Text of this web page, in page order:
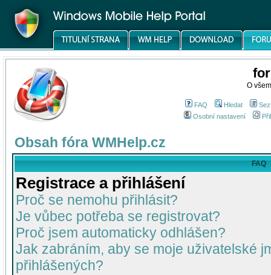
O
FAQ Hledat
Osobní nastavení
Obsah fóra WMHelp.cz
FAQ
Registrace a přihlášení
Proč se nemohu přihlásit?
Je vůbec potřeba se registrovat?
Proč jsem automaticky odhlášen?
Jak zabráním, aby se moje uživatelské
přihlášených?